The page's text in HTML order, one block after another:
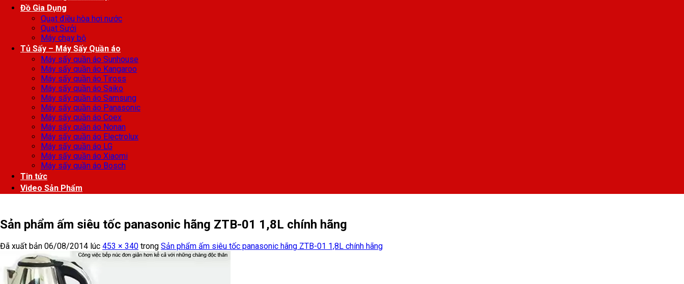
Đồ Gia Dụng
Quạt điều hòa hơi nước
Quạt Sưởi
Máy chạy bộ
Tủ Sấy – Máy Sấy Quần áo
Máy sấy quần áo Sunhouse
Máy sấy quần áo Kangaroo
Máy sấy quần áo Tiross
Máy sấy quần áo Saiko
Máy sấy quần áo Samsung
Máy sấy quần áo Panasonic
Máy sấy quần áo Coex
Máy sấy quần áo Nonan
Máy sấy quần áo Electrolux
Máy sấy quần áo LG
Máy sấy quần áo Xiaomi
Máy sấy quần áo Bosch
Tin tức
Video Sản Phẩm
Sản phẩm ấm siêu tốc panasonic hãng ZTB-01 1,8L chính hãng
Đã xuất bản 06/08/2014 lúc 453 × 340 trong Sản phẩm ấm siêu tốc panasonic hãng ZTB-01 1,8L chính hãng